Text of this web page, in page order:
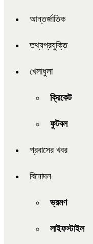
আন্তর্জাতিক
তথ্যপ্রযুক্তি
খেলাধুলা
ক্রিকেট
ফুটবল
প্রবাসের খবর
বিনোদন
ভ্রমণ
লাইফস্টাইল